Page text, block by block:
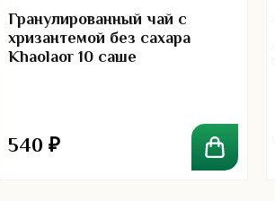
Гранулированный чай с
хризантемой без сахара
Khaolaor 10 саше
540 ₽